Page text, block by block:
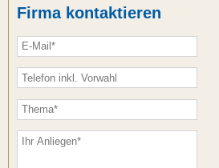
Firma kontaktieren